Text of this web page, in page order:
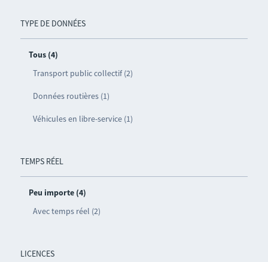
TYPE DE DONNÉES
Tous (4)
Transport public collectif (2)
Données routières (1)
Véhicules en libre-service (1)
TEMPS RÉEL
Peu importe (4)
Avec temps réel (2)
LICENCES